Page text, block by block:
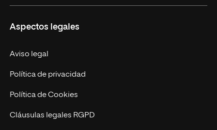
Educación Continuada
Trabaja en UNIR
Actualidad
Contacto
Aspectos legales
Aviso legal
Política de privacidad
Política de Cookies
Cláusulas legales RGPD